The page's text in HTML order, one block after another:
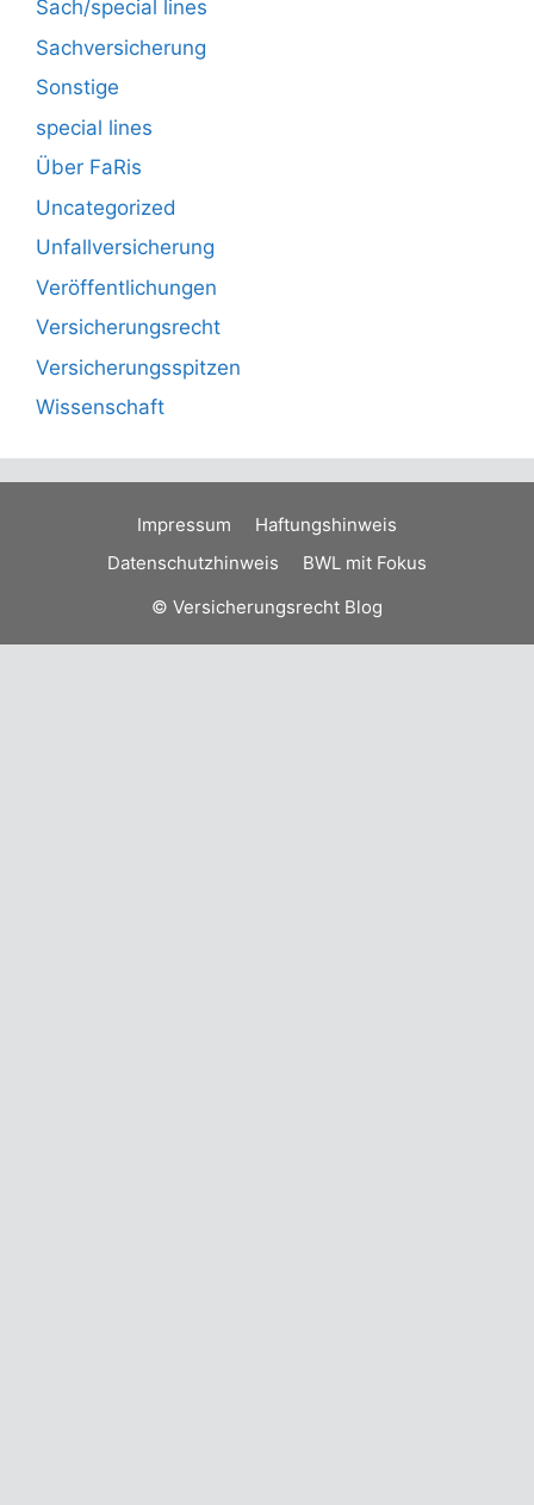
Sach/special lines
Sachversicherung
Sonstige
special lines
Über FaRis
Uncategorized
Unfallversicherung
Veröffentlichungen
Versicherungsrecht
Versicherungsspitzen
Wissenschaft
Impressum
Haftungshinweis
Datenschutzhinweis
BWL mit Fokus
© Versicherungsrecht Blog